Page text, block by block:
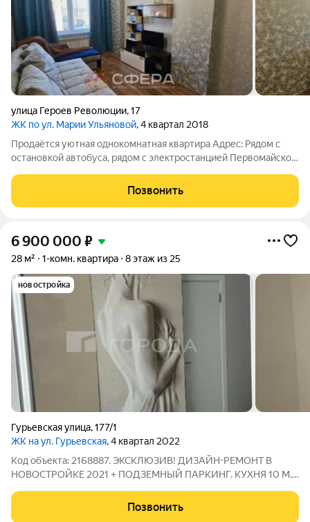
улица Героев Революции,17
ЖК по ул. Марии Ульяновой, 4 квартал 2018
Продаётся уютная однокомнатная квартира Адрес: Рядом с
остановкой автобуса, рядом с электростанцией Первомайской
никаких шумных соседей сверху! -Шикарный панорамный вид
из окон. Просторная
Позвонить
6 900 000 ₽
28 м² 1-комн. квартира 8 этаж из 25
новостройка
Гурьевская улица,177/1
ЖК на ул. Гурьевская, 4 квартал 2022
Код объекта: 2168887. ЭКСКЛЮЗИВ! ДИЗАЙН-РЕМОНТ В
НОВОСТРОЙКЕ 2021 + ПОДЗЕМНЫЙ ПАРКИНГ. КУХНЯ 10 М,
однокомнатная квартира. Это готовый дизайнерский проект,
продуманный до мелочей и выполненный
Позвонить